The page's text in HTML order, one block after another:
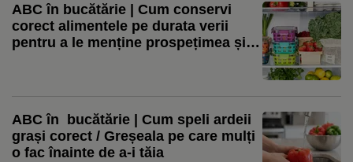
ABC în bucătărie | Cum conservi
corect alimentele pe durata verii
pentru a le menține prospețimea și
ABC în bucătărie | Cum speli ardeii
grași corect / Greșeala pe care mulți
o fac înainte de a-i tăia